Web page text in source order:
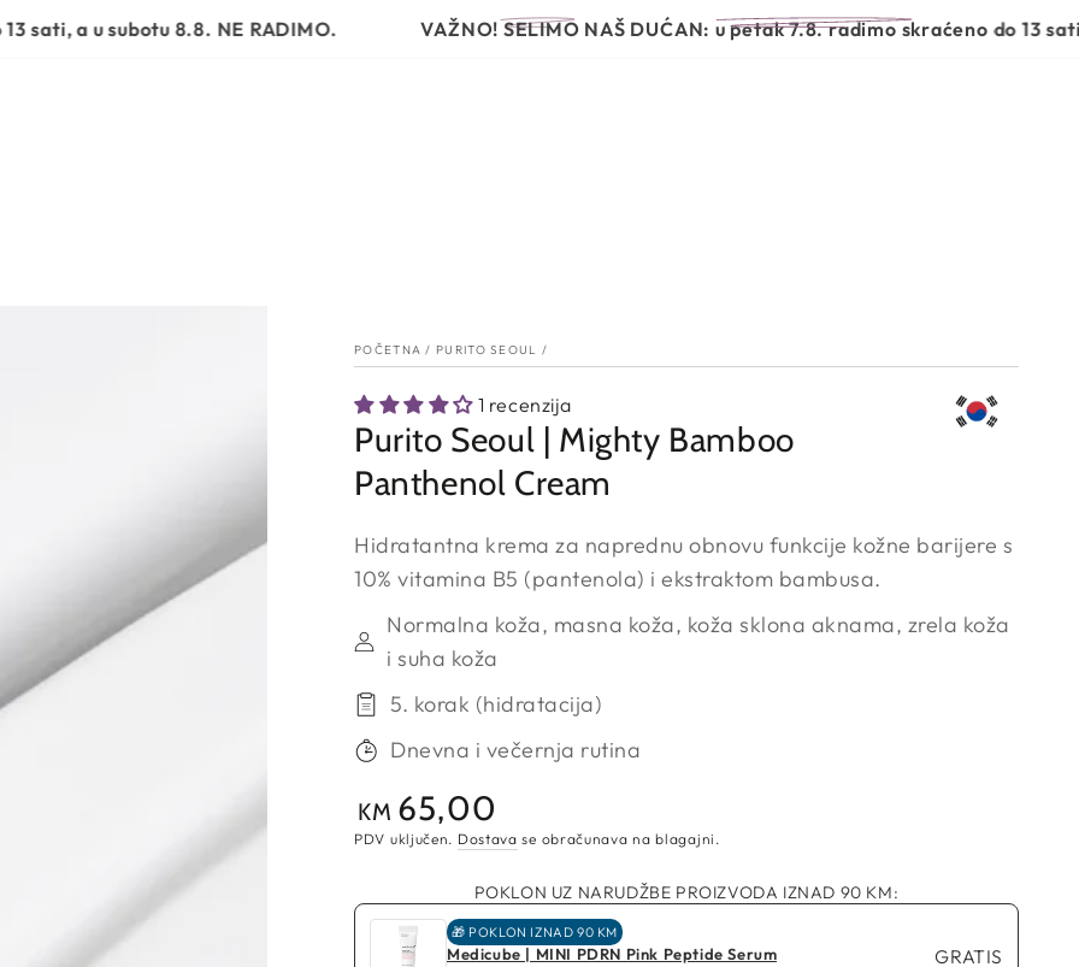
subotu 8.8. NE RADIMO. VAŽNO! SELIMO NAŠ DUĆAN:u petak 7.8. radimo skraćeno do 13 sati, a u
RUTINA NJEGE BEAUTY GARDEN OTKRIVA
POČETNA / PURITO SEOUL /
1 recenzija
Purito Seoul | Mighty Bamboo
Panthenol Cream
Hidratantna krema za naprednu obnovu funkcije kožne barijere s
10% vitamina B5 (pantenola) i ekstraktom bambusa.
Normalna koža, masna koža, koža sklona aknama, zrela koža
i suha koža
5. korak (hidratacija)
Dnevna i večernja rutina
Redovna
cijena
KM 65,00
PDV uključen. Dostava se obračunava na blagajni.
POKLON UZ NARUDŽBE PROIZVODA IZNAD 90 KM:
🎁 POKLON IZNAD 90 KM
Medicube | MINI PDRN Pink Peptide Serum GRATIS